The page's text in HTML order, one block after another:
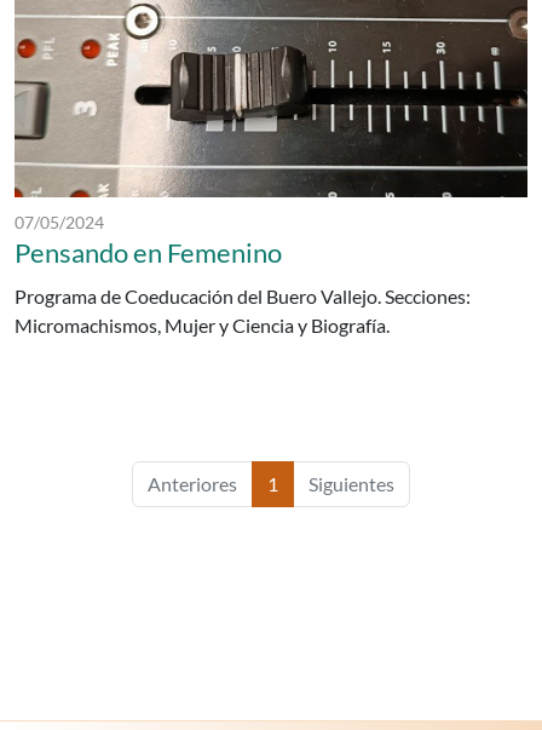
Fecha de publicación:
07/05/2024
Pensando en Femenino
Programa de Coeducación del Buero Vallejo. Secciones:
Micromachismos, Mujer y Ciencia y Biografía.
Anteriores 1 Siguientes